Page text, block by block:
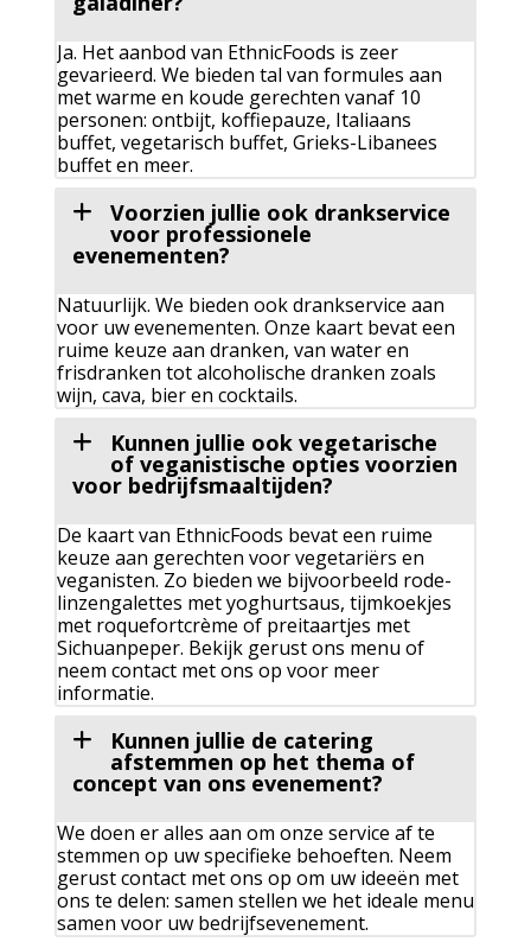
Ja. Het aanbod van EthnicFoods is zeer
gevarieerd. We bieden tal van formules aan
met warme en koude gerechten vanaf 10
personen: ontbijt, koffiepauze, Italiaans
buffet, vegetarisch buffet, Grieks-Libanees
buffet en meer.
Voorzien jullie ook drankservice
voor professionele
evenementen?
Natuurlijk. We bieden ook drankservice aan
voor uw evenementen. Onze kaart bevat een
ruime keuze aan dranken, van water en
frisdranken tot alcoholische dranken zoals
wijn, cava, bier en cocktails.
Kunnen jullie ook vegetarische
of veganistische opties voorzien
voor bedrijfsmaaltijden?
De kaart van EthnicFoods bevat een ruime
keuze aan gerechten voor vegetariërs en
veganisten. Zo bieden we bijvoorbeeld rode-
linzengalettes met yoghurtsaus, tijmkoekjes
met roquefortcrème of preitaartjes met
Sichuanpeper. Bekijk gerust ons menu of
neem contact met ons op voor meer
informatie.
Kunnen jullie de catering
afstemmen op het thema of
concept van ons evenement?
We doen er alles aan om onze service af te
stemmen op uw specifieke behoeften. Neem
gerust contact met ons op om uw ideeën met
ons te delen: samen stellen we het ideale menu
samen voor uw bedrijfsevenement.